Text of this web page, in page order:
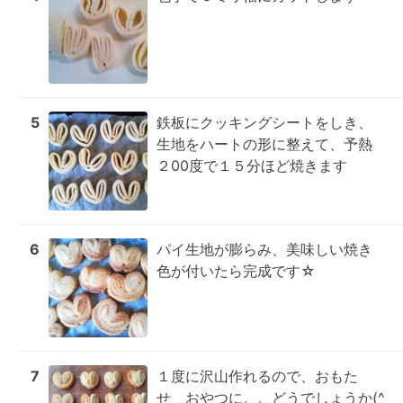
5
鉄板にクッキングシートをしき、
生地をハートの形に整えて、予熱
２00度で１５分ほど焼きます
6
パイ生地が膨らみ、美味しい焼き
色が付いたら完成です☆
7
１度に沢山作れるので、おもた
せ　おやつに。。どうでしょうか(^